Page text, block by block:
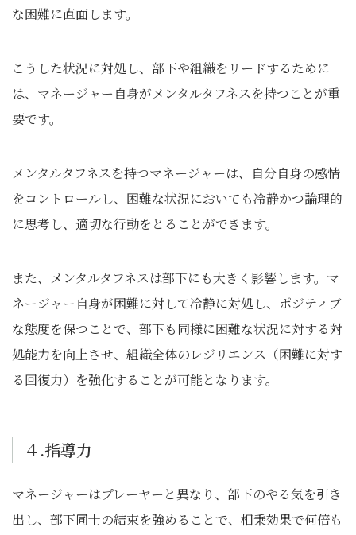
な困難に直面します。
こうした状況に対処し、部下や組織をリードするために
は、マネージャー自身がメンタルタフネスを持つことが重
要です。
メンタルタフネスを持つマネージャーは、自分自身の感情
をコントロールし、困難な状況においても冷静かつ論理的
に思考し、適切な行動をとることができます。
また、メンタルタフネスは部下にも大きく影響します。マ
ネージャー自身が困難に対して冷静に対処し、ポジティブ
な態度を保つことで、部下も同様に困難な状況に対する対
処能力を向上させ、組織全体のレジリエンス（困難に対す
る回復力）を強化することが可能となります。
４.指導力
マネージャーはプレーヤーと異なり、部下のやる気を引き
出し、部下同士の結束を強めることで、相乗効果で何倍も